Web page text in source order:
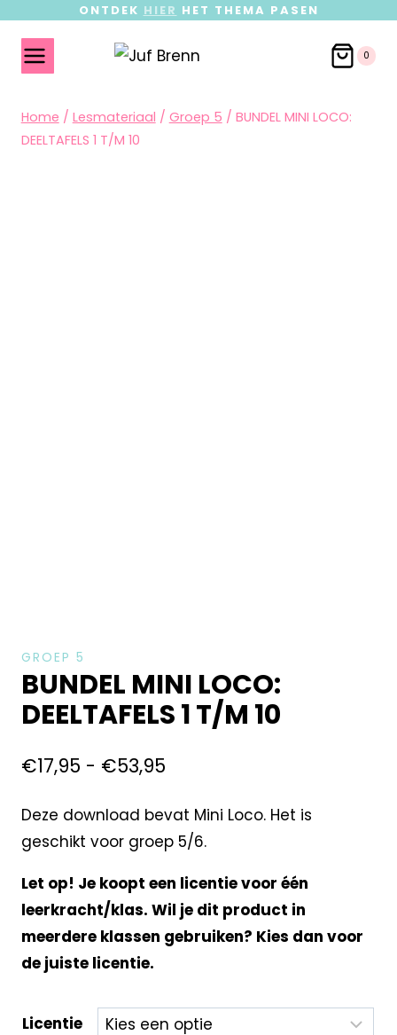
ONTDEK HIER HET THEMA PASEN
0
Home / Lesmateriaal / Groep 5 / BUNDEL MINI LOCO:
DEELTAFELS 1 T/M 10
GROEP 5
BUNDEL MINI LOCO:
DEELTAFELS 1 T/M 10
€17,95 - €53,95
Deze download bevat Mini Loco. Het is
geschikt voor groep 5/6.
Let op! Je koopt een licentie voor één
leerkracht/klas. Wil je dit product in
meerdere klassen gebruiken? Kies dan voor
de juiste licentie.
Licentie